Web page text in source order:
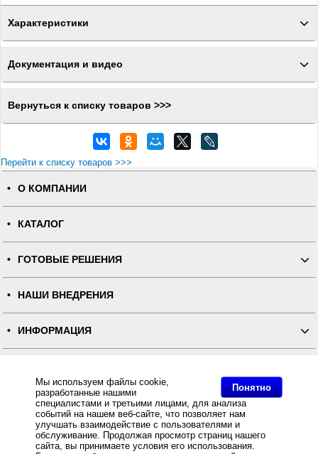
Понятно
Мы используем файлы cookie,
разработанные нашими
специалистами и третьими лицами, для анализа
событий на нашем веб-сайте, что позволяет нам
улучшать взаимодействие с пользователями и
обслуживание. Продолжая просмотр страниц нашего
сайта, вы принимаете условия его использования.
Характеристики
Документация и видео
Вернуться к списку товаров >>>
Перейти к списку товаров >>>
О КОМПАНИИ
КАТАЛОГ
ГОТОВЫЕ РЕШЕНИЯ
НАШИ ВНЕДРЕНИЯ
ИНФОРМАЦИЯ
ПОЛНАЯ ВЕРСИЯ
Интернет-магазин "ПОСЛЭНД" - торгового оборудования, оборудования для автоматизации общепита и
торговли, расходных материалов
Все права защищены, ООО "ПОСЛЭНД" © 2008-2026.
Политика конфиденциальности